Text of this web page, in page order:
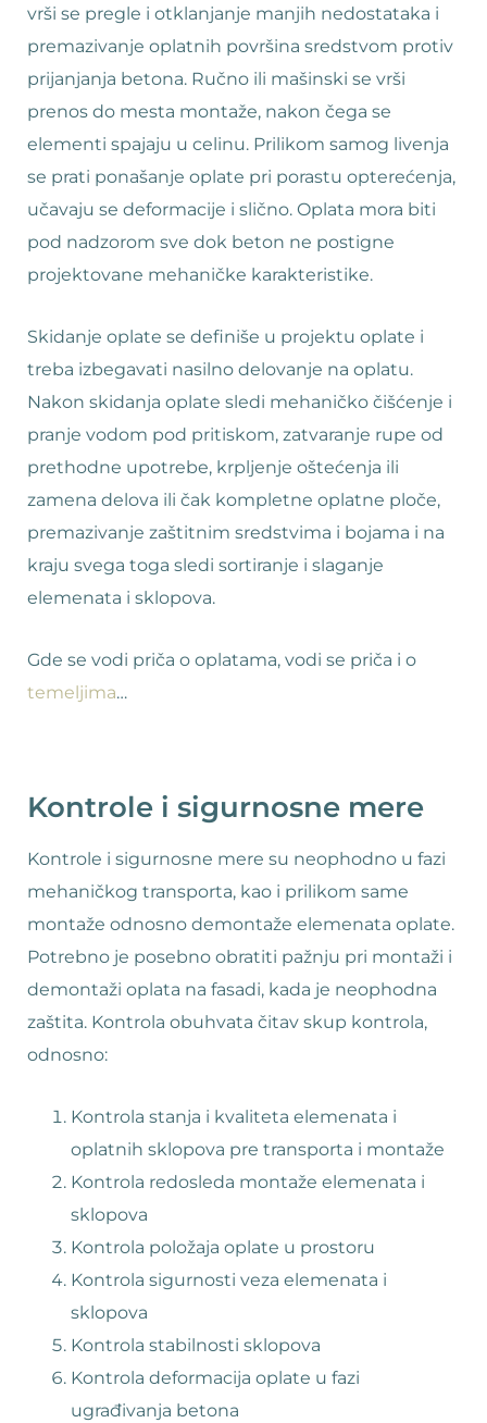
vrši se pregle i otklanjanje manjih nedostataka i
premazivanje oplatnih površina sredstvom protiv
prijanjanja betona. Ručno ili mašinski se vrši
prenos do mesta montaže, nakon čega se
elementi spajaju u celinu. Prilikom samog livenja
se prati ponašanje oplate pri porastu opterećenja,
učavaju se deformacije i slično. Oplata mora biti
pod nadzorom sve dok beton ne postigne
projektovane mehaničke karakteristike.
Skidanje oplate se definiše u projektu oplate i
treba izbegavati nasilno delovanje na oplatu.
Nakon skidanja oplate sledi mehaničko čišćenje i
pranje vodom pod pritiskom, zatvaranje rupe od
prethodne upotrebe, krpljenje oštećenja ili
zamena delova ili čak kompletne oplatne ploče,
premazivanje zaštitnim sredstvima i bojama i na
kraju svega toga sledi sortiranje i slaganje
elemenata i sklopova.
Gde se vodi priča o oplatama, vodi se priča i o
temeljima…
Kontrole i sigurnosne mere
Kontrole i sigurnosne mere su neophodno u fazi
mehaničkog transporta, kao i prilikom same
montaže odnosno demontaže elemenata oplate.
Potrebno je posebno obratiti pažnju pri montaži i
demontaži oplata na fasadi, kada je neophodna
zaštita. Kontrola obuhvata čitav skup kontrola,
odnosno:
Kontrola stanja i kvaliteta elemenata i
oplatnih sklopova pre transporta i montaže
Kontrola redosleda montaže elemenata i
sklopova
Kontrola položaja oplate u prostoru
Kontrola sigurnosti veza elemenata i
sklopova
Kontrola stabilnosti sklopova
Kontrola deformacija oplate u fazi
ugrađivanja betona